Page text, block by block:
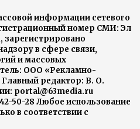
информации сетевого
номер СМИ: Эл
зарегистрировано
в сфере связи,
и массовых
ООО «Рекламно-
редактор: В. О.
portal@63media.ru
50-28 Любое использование
в соответствии с